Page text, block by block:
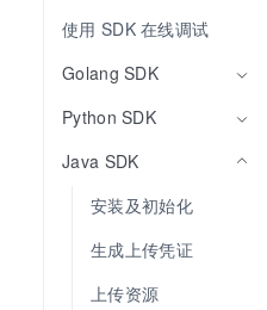
使用 SDK 在线调试
Golang SDK
Python SDK
Java SDK
安装及初始化
生成上传凭证
上传资源